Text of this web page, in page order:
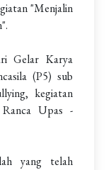
"Menjalin
Gelar Karya
(P5) sub
kegiatan
Ranca Upas -
yang telah